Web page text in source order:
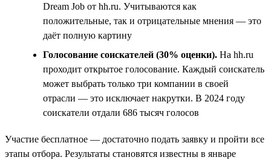
Dream Job от hh.ru. Учитываются как
положительные, так и отрицательные мнения — это
даёт полную картину
Голосование соискателей (30% оценки). На hh.ru
проходит открытое голосование. Каждый соискатель
может выбрать только три компании в своей
отрасли — это исключает накрутки. В 2024 году
соискатели отдали 686 тысяч голосов
Участие бесплатное — достаточно подать заявку и пройти все
этапы отбора. Результаты становятся известны в январе